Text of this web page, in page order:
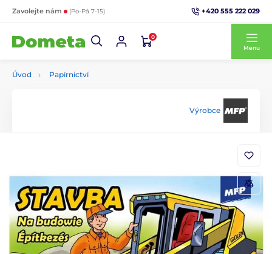
Zavolejte nám (Po-Pá 7-15) +420 555 222 029
0
Menu
Úvod Papírnictví
Výrobce